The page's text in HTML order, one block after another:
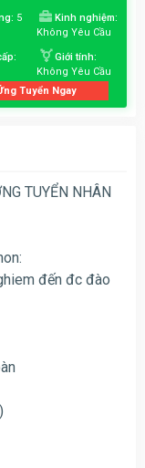
5
Kinh nghiệm:
Không Yêu Cầu
Giới tính:
Không Yêu Cầu
Tuyển Ngay
TUYỂN NHÂN
đến đc đào